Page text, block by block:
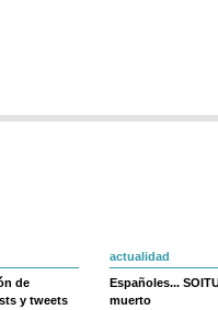
de
y tweets
actualidad
Españoles...
muerto